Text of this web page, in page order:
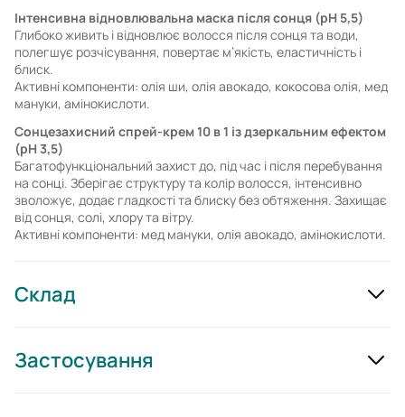
Інтенсивна відновлювальна маска після сонця (pH 5,5)
Глибоко живить і відновлює волосся після сонця та води,
полегшує розчісування, повертає м’якість, еластичність і
блиск.
Активні компоненти: олія ши, олія авокадо, кокосова олія, мед
мануки, амінокислоти.
Сонцезахисний спрей-крем 10 в 1 із дзеркальним ефектом
(pH 3,5)
Багатофункціональний захист до, під час і після перебування
на сонці. Зберігає структуру та колір волосся, інтенсивно
зволожує, додає гладкості та блиску без обтяження. Захищає
від сонця, солі, хлору та вітру.
Активні компоненти: мед мануки, олія авокадо, амінокислоти.
Склад
Застосування